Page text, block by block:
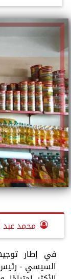
محمد
في إطار
السيسي - رئيس